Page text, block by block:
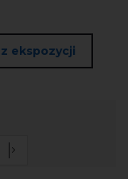
ekspozycji